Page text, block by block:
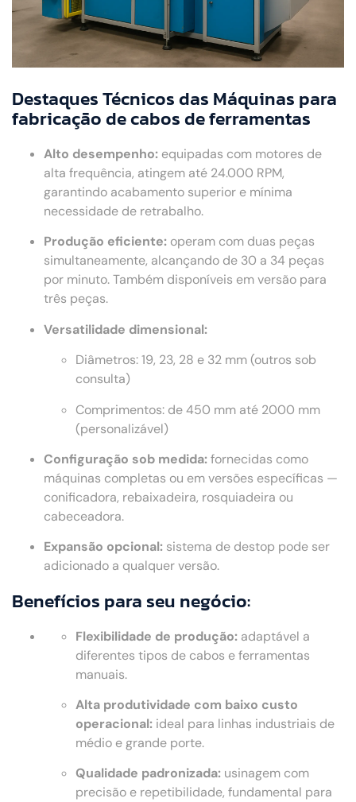
Destaques Técnicos das Máquinas para
fabricação de cabos de ferramentas
Alto desempenho: equipadas com motores de
alta frequência, atingem até 24.000 RPM,
garantindo acabamento superior e mínima
necessidade de retrabalho.
Produção eficiente: operam com duas peças
simultaneamente, alcançando de 30 a 34 peças
por minuto. Também disponíveis em versão para
três peças.
Versatilidade dimensional:
Diâmetros: 19, 23, 28 e 32 mm (outros sob
consulta)
Comprimentos: de 450 mm até 2000 mm
(personalizável)
Configuração sob medida:fornecidas como
máquinas completas ou em versões específicas —
conificadora, rebaixadeira, rosquiadeira ou
cabeceadora.
Expansão opcional: sistema de destop pode ser
adicionado a qualquer versão.
Benefícios para seu negócio:
Flexibilidade de produção: adaptável a
diferentes tipos de cabos e ferramentas
manuais.
Alta produtividade com baixo custo
operacional: ideal para linhas industriais de
médio e grande porte.
Qualidade padronizada: usinagem com
precisão e repetibilidade, fundamental para